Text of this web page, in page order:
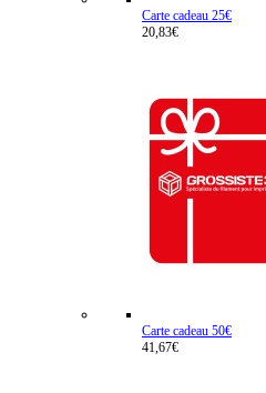
Carte cadeau 25€
20,83€
Carte cadeau 50€
41,67€